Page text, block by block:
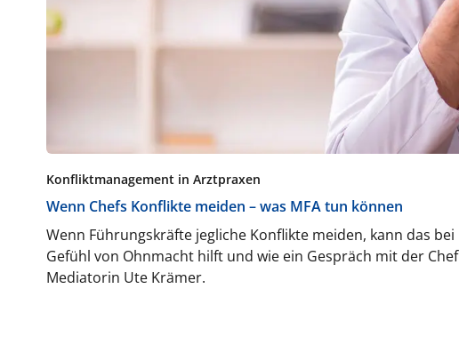
Konfliktmanagement in Arztpraxen
Wenn Chefs Konflikte meiden – was MFA tun können
Wenn Führungskräfte jegliche Konflikte meiden, kann das
Gefühl von Ohnmacht hilft und wie ein Gespräch mit der
Mediatorin Ute Krämer.